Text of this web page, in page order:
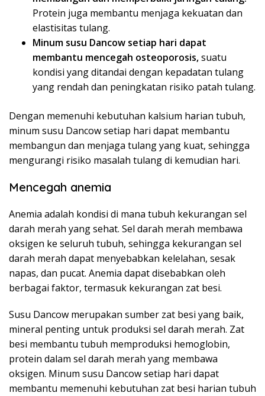
Protein juga membantu menjaga kekuatan dan
elastisitas tulang.
Minum susu Dancow setiap hari dapat
membantu mencegah osteoporosis,suatu
kondisi yang ditandai dengan kepadatan tulang
yang rendah dan peningkatan risiko patah tulang.
Dengan memenuhi kebutuhan kalsium harian tubuh,
minum susu Dancow setiap hari dapat membantu
membangun dan menjaga tulang yang kuat, sehingga
mengurangi risiko masalah tulang di kemudian hari.
Mencegah anemia
Anemia adalah kondisi di mana tubuh kekurangan sel
darah merah yang sehat. Sel darah merah membawa
oksigen ke seluruh tubuh, sehingga kekurangan sel
darah merah dapat menyebabkan kelelahan, sesak
napas, dan pucat. Anemia dapat disebabkan oleh
berbagai faktor, termasuk kekurangan zat besi.
Susu Dancow merupakan sumber zat besi yang baik,
mineral penting untuk produksi sel darah merah. Zat
besi membantu tubuh memproduksi hemoglobin,
protein dalam sel darah merah yang membawa
oksigen. Minum susu Dancow setiap hari dapat
membantu memenuhi kebutuhan zat besi harian tubuh